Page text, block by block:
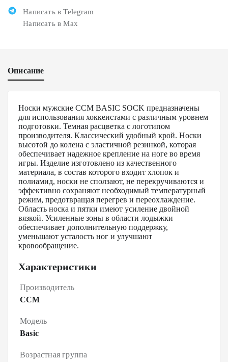
Написать в Telegram
Написать в Max
Описание
Носки мужские CCM BASIC SOCK предназначены
для использования хоккеистами с различным уровнем
подготовки. Темная расцветка с логотипом
производителя. Классический удобный крой. Носки
высотой до колена с эластичной резинкой, которая
обеспечивает надежное крепление на ноге во время
игры. Изделие изготовлено из качественного
материала, в состав которого входит хлопок и
полиамид, носки не сползают, не перекручиваются и
эффективно сохраняют необходимый температурный
режим, предотвращая перегрев и переохлаждение.
Область носка и пятки имеют усиление двойной
вязкой. Усиленные зоны в области лодыжки
обеспечивает дополнительную поддержку,
уменьшают усталость ног и улучшают
кровообращение.
Характеристики
Производитель
CCM
Модель
Basic
Возрастная группа